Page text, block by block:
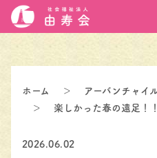
ホーム ＞
アーバンチャイ
＞
楽しかった春の遠足！！
2026.06.02